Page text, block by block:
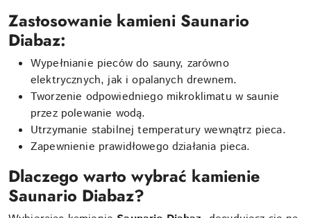
Zastosowanie kamieni Saunario
Diabaz:
Wypełnianie pieców do sauny, zarówno
elektrycznych, jak i opalanych drewnem.
Tworzenie odpowiedniego mikroklimatu w saunie
przez polewanie wodą.
Utrzymanie stabilnej temperatury wewnątrz pieca.
Zapewnienie prawidłowego działania pieca.
Dlaczego warto wybrać kamienie
Saunario Diabaz?